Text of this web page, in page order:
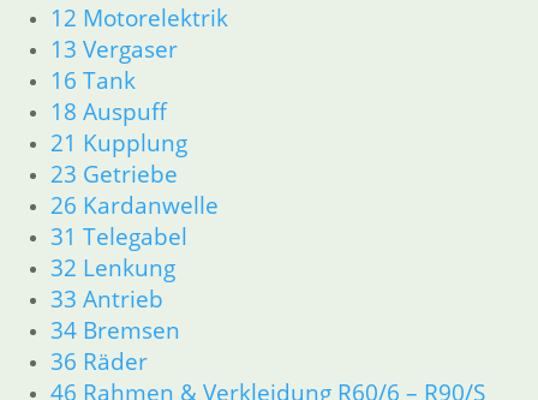
12 Motorelektrik
13 Vergaser
16 Tank
18 Auspuff
21 Kupplung
23 Getriebe
26 Kardanwelle
31 Telegabel
32 Lenkung
33 Antrieb
34 Bremsen
36 Räder
46 Rahmen & Verkleidung R60/6 – R90/S
Getriebeöl 80W 90 API GL-5
1 Ltr.
10,50
Artikelnummer: 8090
inkl. MwSt.
zzgl.Versandkosten
In den Warenkorb
Simmerring Kickstarter Welle
9,80€
Artikelnummer: 1338741